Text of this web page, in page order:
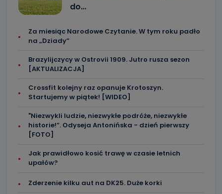
do…
Za miesiąc Narodowe Czytanie. W tym roku padło
na „Dziady”
Brazylijczycy w Ostrovii 1909. Jutro rusza sezon
[AKTUALIZACJA]
Crossfit kolejny raz opanuje Krotoszyn.
Startujemy w piątek! [WIDEO]
"Niezwykli ludzie, niezwykłe podróże, niezwykłe
historie!”. Odyseja Antonińska - dzień pierwszy
[FOTO]
Jak prawidłowo kosić trawę w czasie letnich
upałów?
Zderzenie kilku aut na DK25. Duże korki